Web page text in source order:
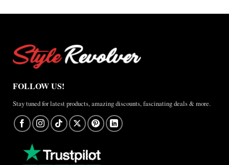
FOLLOW US!
Stay tuned for latest products, amazing discounts, fascinating deals & more.